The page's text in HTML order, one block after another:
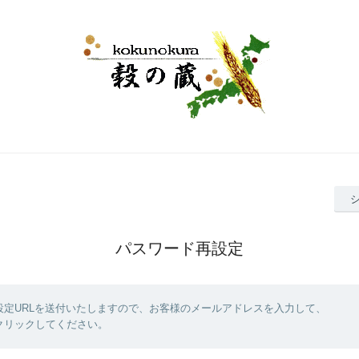
パスワード再設定
URLを送付いたしますので、お客様のメールアドレスを入力して、
ックしてください。